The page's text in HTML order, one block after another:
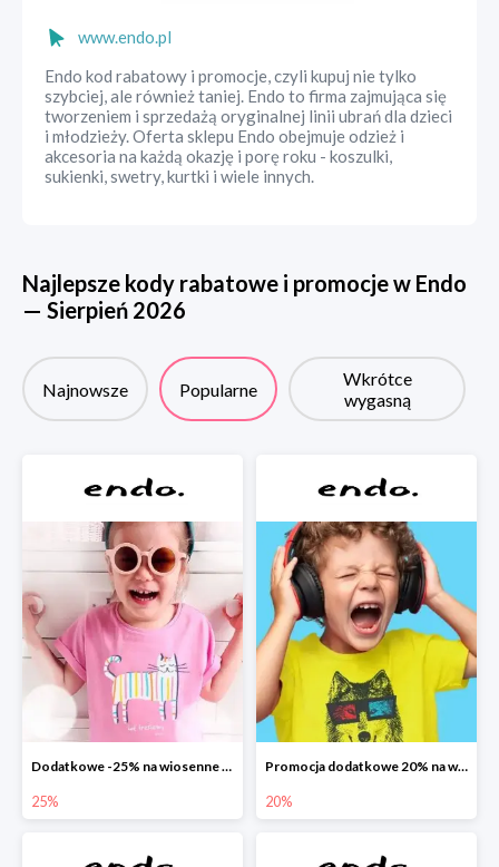
www.endo.pl
Endo kod rabatowy i promocje, czyli kupuj nie tylko
szybciej, ale również taniej. Endo to firma zajmująca się
tworzeniem i sprzedażą oryginalnej linii ubrań dla dzieci
i młodzieży. Oferta sklepu Endo obejmuje odzież i
akcesoria na każdą okazję i porę roku - koszulki,
sukienki, swetry, kurtki i wiele innych.
Najlepsze kody rabatowe i promocje w Endo
— Sierpień 2026
Najnowsze Popularne
Wkrótce
wygasną
Dodatkowe -25% na wiosenne nowości
25%
Promocja dodatkowe 20% na wszystko
20%